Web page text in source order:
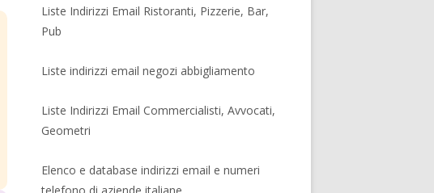
Liste Indirizzi Email Ristoranti, Pizzerie, Bar,
Pub
Liste indirizzi email negozi abbigliamento
Liste Indirizzi Email Commercialisti, Avvocati,
Geometri
Elenco e database indirizzi email e numeri